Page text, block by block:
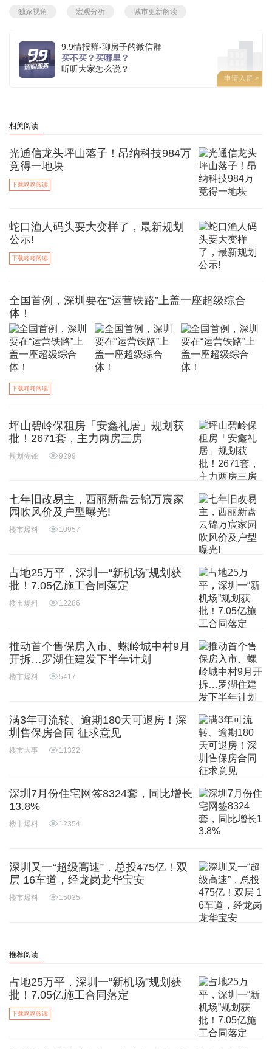
独家视角 宏观分析 城市更新解读
9.9情报群-聊房子的微信群
买不买？买哪里？
听听大家怎么说？
申请入群 >
相关阅读
光通信龙头坪山落子！昂纳科技984万
竞得一地块
下载咚咚阅读
蛇口渔人码头要大变样了，最新规划
公示!
下载咚咚阅读
全国首例，深圳要在“运营铁路”上盖一座超级综合
体！
下载咚咚阅读
坪山碧岭保租房「安鑫礼居」规划获
批！2671套，主力两房三房
规划先锋 9299
七年旧改易主，西丽新盘云锦万宸家
园吹风价及户型曝光!
楼市爆料 10957
占地25万平，深圳一“新机场”规划获
批！7.05亿施工合同落定
楼市爆料 12286
推动首个售保房入市、螺岭城中村9月
开拆…罗湖住建发下半年计划
楼市爆料 5417
满3年可流转、逾期180天可退房！深
圳售保房合同 征求意见
楼市大事 11322
深圳7月份住宅网签8324套，同比增长
13.8%
楼市爆料 12354
深圳又一“超级高速”，总投475亿！双
层 16车道，经龙岗龙华宝安
楼市爆料 15035
推荐阅读
占地25万平，深圳一“新机场”规划获
批！7.05亿施工合同落定
下载咚咚阅读